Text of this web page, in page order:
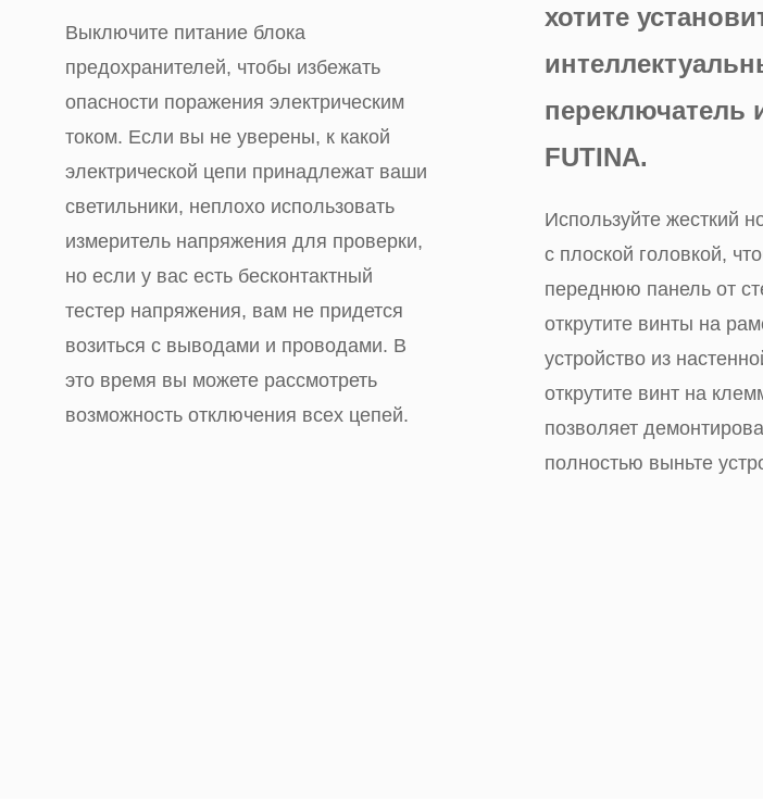
Выключите питание блока
предохранителей, чтобы избежать
опасности поражения электрическим
током. Если вы не уверены, к какой
электрической цепи принадлежат ваши
светильники, неплохо использовать
измеритель напряжения для проверки,
но если у вас есть бесконтактный
тестер напряжения, вам не придется
возиться с выводами и проводами. В
это время вы можете рассмотреть
возможность отключения всех цепей.
хотите
переключатель
FUTINA.
Используйте жесткий
с плоской головкой,
переднюю панель от
открутите винты на
устройство из
открутите винт на
позволяет
полностью выньте